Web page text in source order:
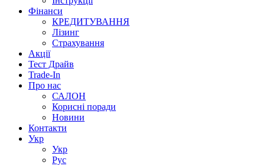
Фінанси
КРЕДИТУВАННЯ
Лізинг
Страхування
Акції
Тест Драйв
Trade-In
Про нас
САЛОН
Корисні поради
Новини
Контакти
Укр
Укр
Руc